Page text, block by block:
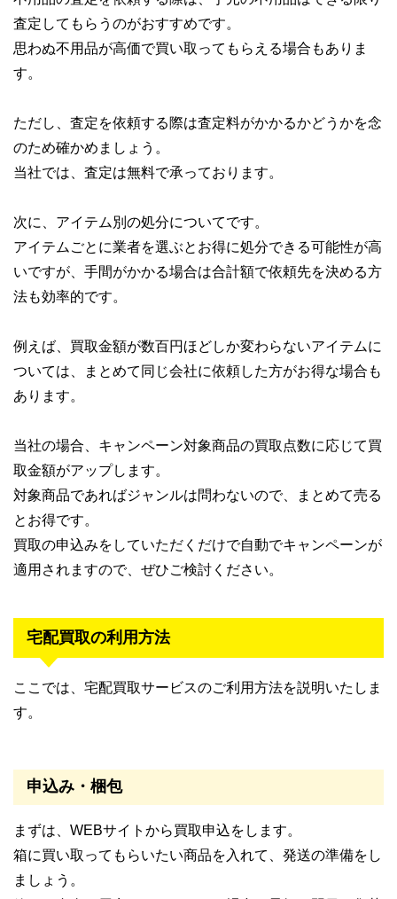
査定してもらうのがおすすめです。
思わぬ不用品が高価で買い取ってもらえる場合もありま
す。
ただし、査定を依頼する際は査定料がかかるかどうかを念
のため確かめましょう。
当社では、査定は無料で承っております。
次に、アイテム別の処分についてです。
アイテムごとに業者を選ぶとお得に処分できる可能性が高
いですが、手間がかかる場合は合計額で依頼先を決める方
法も効率的です。
例えば、買取金額が数百円ほどしか変わらないアイテムに
ついては、まとめて同じ会社に依頼した方がお得な場合も
あります。
当社の場合、キャンペーン対象商品の買取点数に応じて買
取金額がアップします。
対象商品であればジャンルは問わないので、まとめて売る
とお得です。
買取の申込みをしていただくだけで自動でキャンペーンが
適用されますので、ぜひご検討ください。
宅配買取の利用方法
ここでは、宅配買取サービスのご利用方法を説明いたしま
す。
申込み・梱包
まずは、WEBサイトから買取申込をします。
箱に買い取ってもらいたい商品を入れて、発送の準備をし
ましょう。